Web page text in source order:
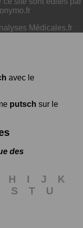
Médicales.fr
avec le
putsch sur le
des
H I J
K
S T
U